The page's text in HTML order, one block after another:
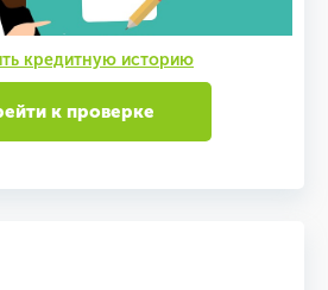
кредитную историю
к проверке